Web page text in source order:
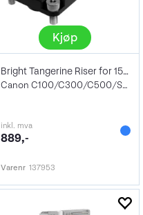
Kjøp
Bright Tangerine Riser for 15mm Basepl
Canon C100/C300/C500/Sony FS7/FX9
inkl. mva
889,-
Varenr 137953